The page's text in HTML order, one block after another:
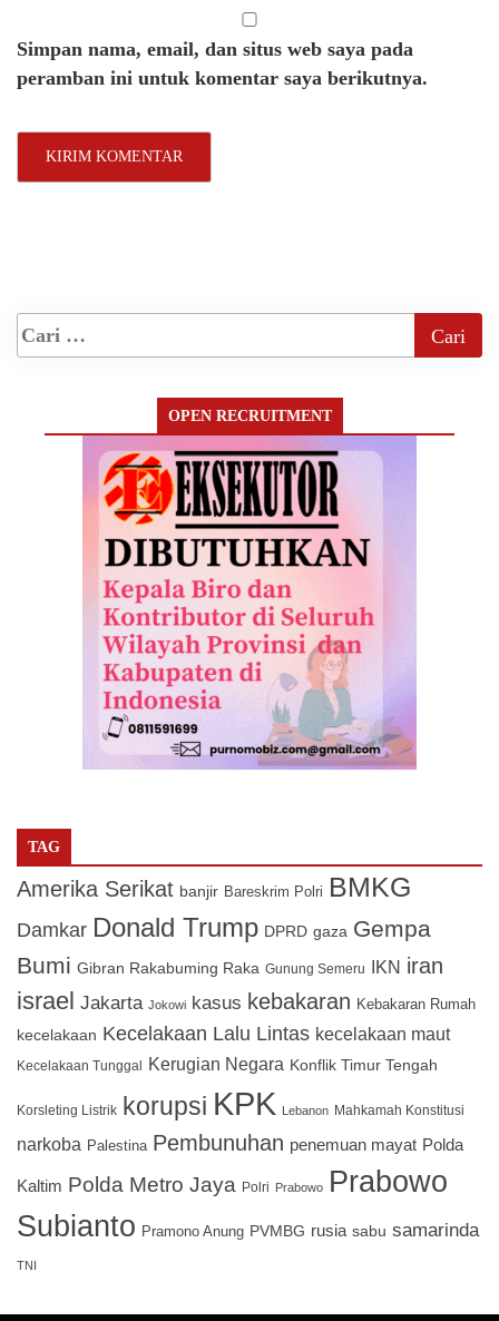
Simpan nama, email, dan situs web saya pada
peramban ini untuk komentar saya berikutnya.
OPEN RECRUITMENT
TAG
Amerika Serikat banjir Bareskrim Polri BMKG
Damkar Donald Trump DPRD gaza Gempa
Bumi Gibran Rakabuming Raka Gunung Semeru IKN iran
israel Jakarta Jokowi kasus kebakaran Kebakaran Rumah
kecelakaan Kecelakaan Lalu Lintas kecelakaan maut
Kecelakaan Tunggal Kerugian Negara Konflik Timur Tengah
Korsleting Listrik korupsi KPK Lebanon Mahkamah Konstitusi
narkoba Palestina Pembunuhan penemuan mayat Polda
Kaltim Polda Metro Jaya Polri Prabowo Prabowo
Subianto Pramono Anung PVMBG rusia sabu samarinda
TNI